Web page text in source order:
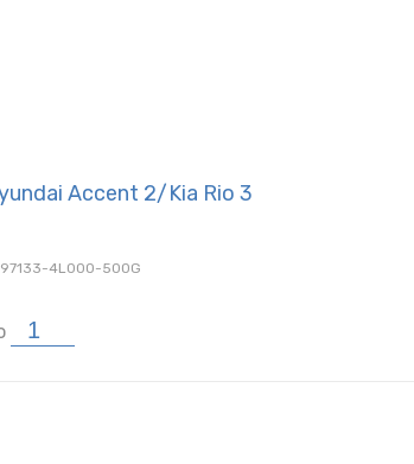
Accent 2/Kia Rio 3
97133-4L000-500G